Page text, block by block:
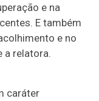
e na
E também
e no
a relatora.
caráter